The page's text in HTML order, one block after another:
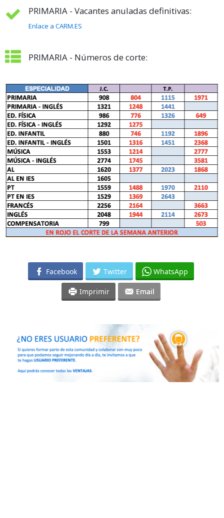
PRIMARIA - Vacantes anuladas definitivas:
Enlace a CARM.ES
PRIMARIA - Números de corte:
Facebook Twitter WhatsApp
Imprimir Email